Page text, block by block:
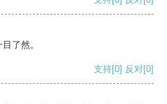
了然。
支持[0] 反对[0]